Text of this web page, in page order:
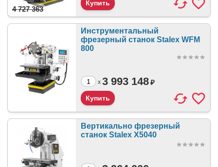
4 727 363
Инструментальный
фрезерный станок Stalex WFM
800
x 3 993 148₽
Вертикально фрезерный
станок Stalex X5040